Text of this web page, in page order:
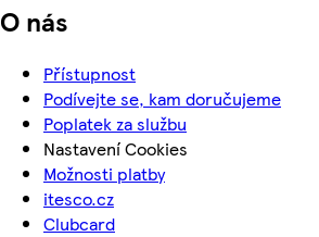
O nás
Přístupnost
Podívejte se, kam doručujeme
Poplatek za službu
Nastavení Cookies
Možnosti platby
itesco.cz
Clubcard